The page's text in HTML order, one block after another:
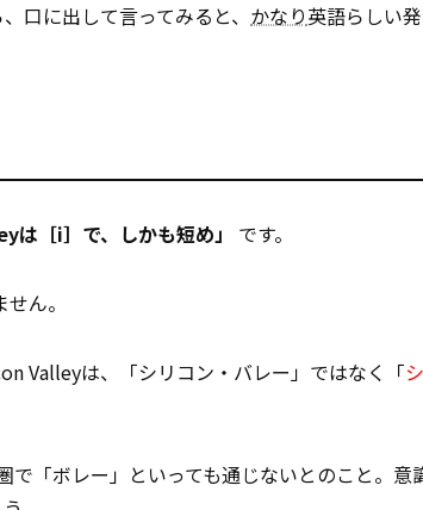
口に出して言ってみると、 かなり英語らしい
は［i］で、しかも短め」 です。
ん。
Valleyは、「シリコン・バレー」ではなく「シ
で「ボレー」といっても通じないとのこと。意